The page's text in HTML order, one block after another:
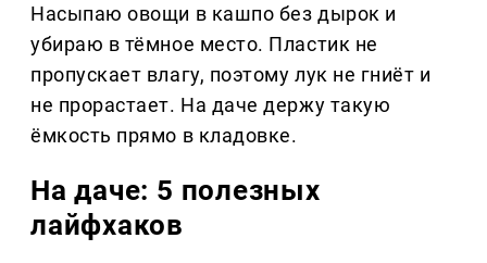
Насыпаю овощи в кашпо без дырок и
убираю в тёмное место. Пластик не
пропускает влагу, поэтому лук не гниёт и
не прорастает. На даче держу такую
ёмкость прямо в кладовке.
На даче: 5 полезных
лайфхаков